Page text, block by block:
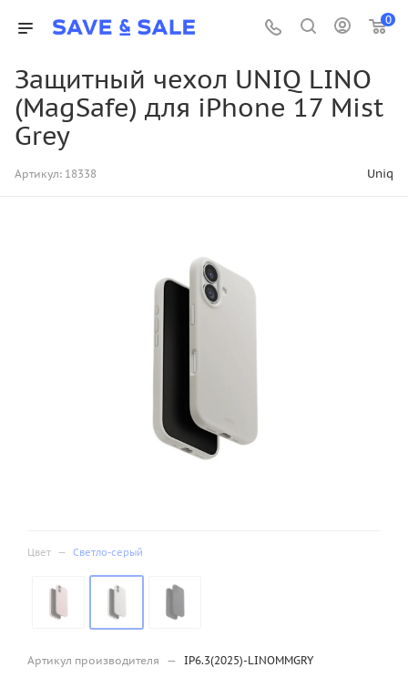
0
Защитный чехол UNIQ LINO
(MagSafe) для iPhone 17 Mist
Grey
Артикул: 18338 Uniq
Цвет — Светло-серый
Артикул производителя — IP6.3(2025)-LINOMMGRY